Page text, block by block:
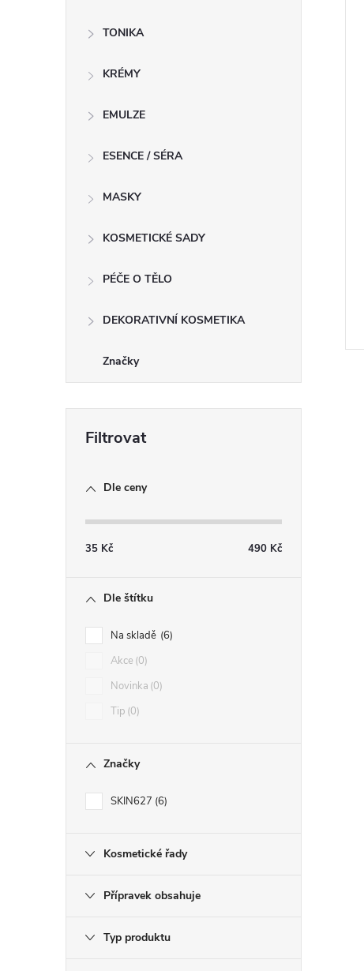
TONIKA
KRÉMY
EMULZE
ESENCE / SÉRA
MASKY
KOSMETICKÉ SADY
PÉČE O TĚLO
DEKORATIVNÍ KOSMETIKA
Značky
Dle ceny
35 Kč 490 Kč
Dle štítku
Na skladě 6
Akce 0
Novinka 0
Tip 0
Značky
SKIN627 6
Kosmetické řady
Přípravek obsahuje
Typ produktu